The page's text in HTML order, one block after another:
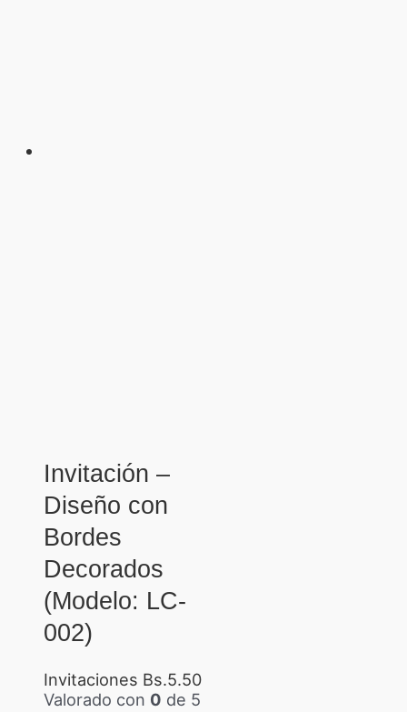
Invitación –
Diseño con
Bordes
Decorados
(Modelo: LC-
002)
Invitaciones Bs.5.50
Valorado con 0 de 5